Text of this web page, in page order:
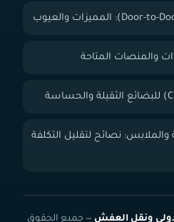
والمنصات المتاحة
نصائح لتقليل التكلفة
ونقل العفش — جميع الحقوق